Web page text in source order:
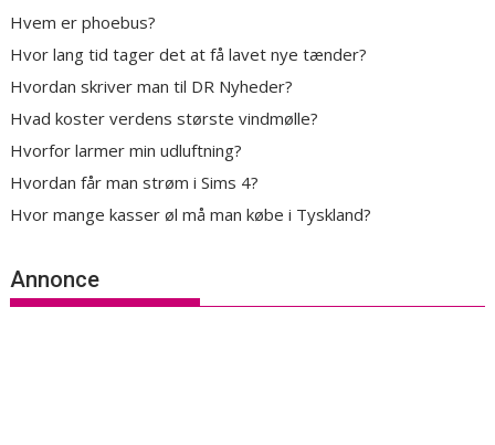
Hvem er phoebus?
Hvor lang tid tager det at få lavet nye tænder?
Hvordan skriver man til DR Nyheder?
Hvad koster verdens største vindmølle?
Hvorfor larmer min udluftning?
Hvordan får man strøm i Sims 4?
Hvor mange kasser øl må man købe i Tyskland?
Annonce